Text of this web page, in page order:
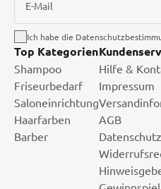
E-Mail
Ich habe die
Top Kategorien
Shampoo
Friseurbedarf
Saloneinrichtung
Haarfarben
Barber
Hilfe &
Impressum
AGB
Datenschutz